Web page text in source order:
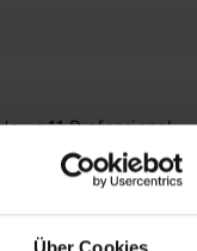
11 Professional